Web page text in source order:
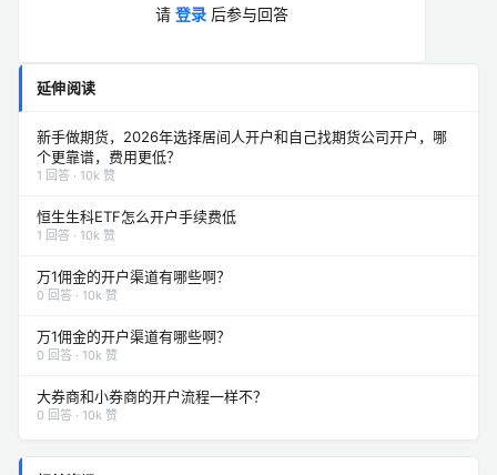
请 登录 后参与回答
延伸阅读
新手做期货，2026年选择居间人开户和自己找期货公司开户，哪
个更靠谱，费用更低？
1 回答 · 10k 赞
恒生生科ETF怎么开户手续费低
1 回答 · 10k 赞
万1佣金的开户渠道有哪些啊？
0 回答 · 10k 赞
万1佣金的开户渠道有哪些啊？
0 回答 · 10k 赞
大券商和小券商的开户流程一样不？
0 回答 · 10k 赞